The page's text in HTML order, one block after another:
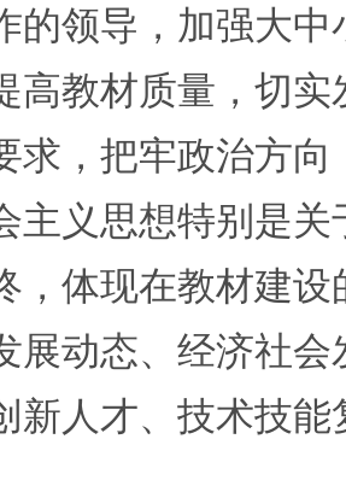
的领导，加强大
高教材质量，切
求，把牢政治方
主义思想特别是
，体现在教材建
展动态、经济社
新人才、技术技